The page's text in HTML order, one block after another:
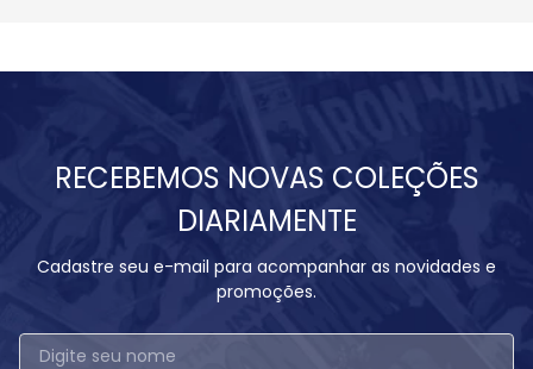
RECEBEMOS NOVAS COLEÇÕES
DIARIAMENTE
Cadastre seu e-mail para acompanhar as novidades e
promoções.